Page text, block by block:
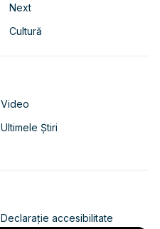
Next
Cultură
Video
Ultimele Știri
Declarație accesibilitate